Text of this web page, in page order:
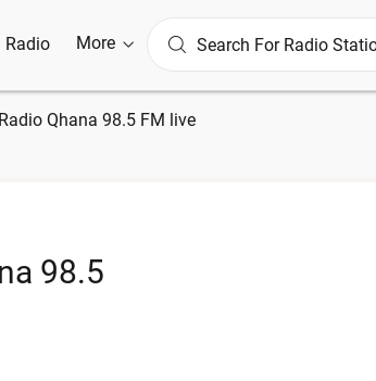
Radio More
Radio Qhana 98.5 FM live
98.5